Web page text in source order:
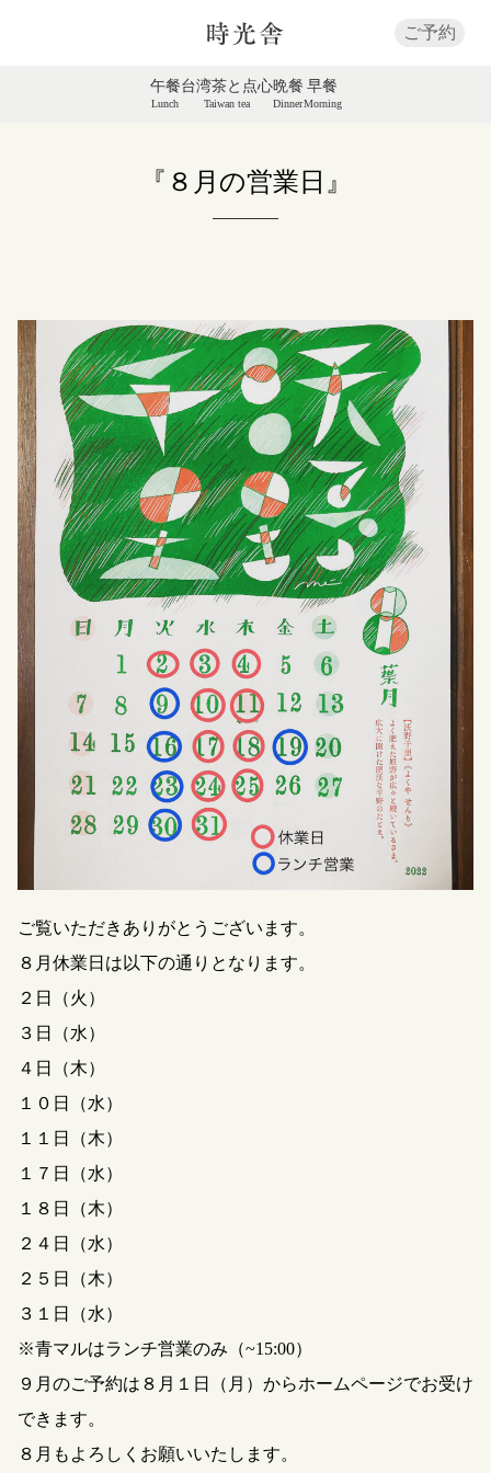
ご予約
午餐
Lunch
台湾茶と点心
Taiwan tea
晩餐
Dinner
早餐
Morning
『８月の営業日』
ご覧いただきありがとうございます。
８月休業日は以下の通りとなります。
２日（火）
３日（水）
４日（木）
１０日（水）
１１日（木）
１７日（水）
１８日（木）
２４日（水）
２５日（木）
３１日（水）
※青マルはランチ営業のみ（~15:00）
９月のご予約は８月１日（月）からホームページでお受け
できます。
８月もよろしくお願いいたします。